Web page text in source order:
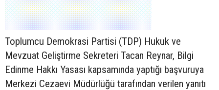
Toplumcu Demokrasi Partisi (TDP) Hukuk ve
Mevzuat Geliştirme Sekreteri Tacan Reynar, Bilgi
Edinme Hakkı Yasası kapsamında yaptığı başvuruya
Merkezi Cezaevi Müdürlüğü tarafından verilen yanıtı